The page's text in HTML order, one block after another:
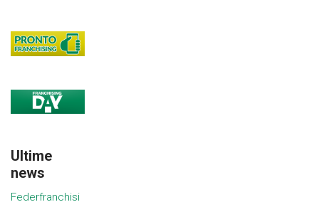
Ultime
news
Federfranchisi